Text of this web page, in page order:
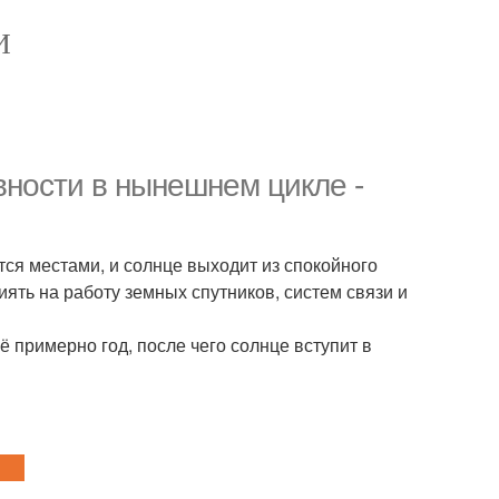
в нынешнем цикле -
местами, и солнце выходит из спокойного
на работу земных спутников, систем связи и
год, после чего солнце вступит в